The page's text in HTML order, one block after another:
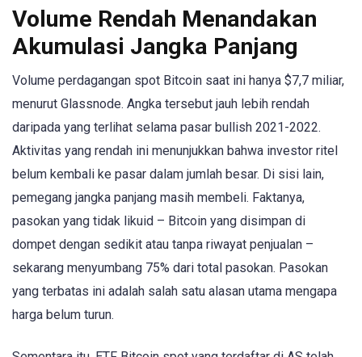
Volume Rendah Menandakan
Akumulasi Jangka Panjang
Volume perdagangan spot Bitcoin saat ini hanya $7,7 miliar,
menurut Glassnode. Angka tersebut jauh lebih rendah
daripada yang terlihat selama pasar bullish 2021-2022.
Aktivitas yang rendah ini menunjukkan bahwa investor ritel
belum kembali ke pasar dalam jumlah besar. Di sisi lain,
pemegang jangka panjang masih membeli. Faktanya,
pasokan yang tidak likuid – Bitcoin yang disimpan di
dompet dengan sedikit atau tanpa riwayat penjualan –
sekarang menyumbang 75% dari total pasokan. Pasokan
yang terbatas ini adalah salah satu alasan utama mengapa
harga belum turun.